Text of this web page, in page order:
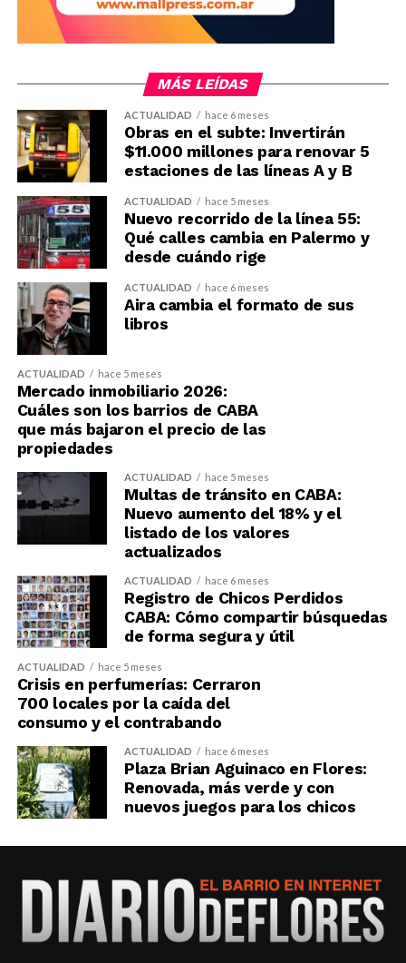
MÁS LEÍDAS
ACTUALIDAD hace 6 meses
Obras en el subte: Invertirán
$11.000 millones para renovar 5
estaciones de las líneas A y B
ACTUALIDAD hace 5 meses
Nuevo recorrido de la línea 55:
Qué calles cambia en Palermo y
desde cuándo rige
ACTUALIDAD hace 6 meses
Aira cambia el formato de sus
libros
ACTUALIDAD hace 5 meses
Mercado inmobiliario 2026:
Cuáles son los barrios de CABA
que más bajaron el precio de las
propiedades
ACTUALIDAD hace 5 meses
Multas de tránsito en CABA:
Nuevo aumento del 18% y el
listado de los valores
actualizados
ACTUALIDAD hace 6 meses
Registro de Chicos Perdidos
CABA: Cómo compartir búsquedas
de forma segura y útil
ACTUALIDAD hace 5 meses
Crisis en perfumerías: Cerraron
700 locales por la caída del
consumo y el contrabando
ACTUALIDAD hace 6 meses
Plaza Brian Aguinaco en Flores:
Renovada, más verde y con
nuevos juegos para los chicos